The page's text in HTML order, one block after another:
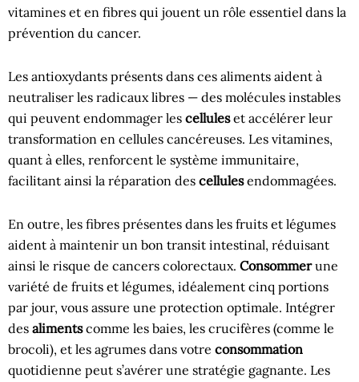
vitamines et en fibres qui jouent un rôle essentiel dans la
prévention du cancer.
Les antioxydants présents dans ces aliments aident à
neutraliser les radicaux libres — des molécules instables
qui peuvent endommager les celluleset accélérer leur
transformation en cellules cancéreuses. Les vitamines,
quant à elles, renforcent le système immunitaire,
facilitant ainsi la réparation des cellulesendommagées.
En outre, les fibres présentes dans les fruits et légumes
aident à maintenir un bon transit intestinal, réduisant
ainsi le risque de cancers colorectaux. Consommerune
variété de fruits et légumes, idéalement cinq portions
par jour, vous assure une protection optimale. Intégrer
des alimentscomme les baies, les crucifères (comme le
brocoli), et les agrumes dans votre consommation
quotidienne peut s’avérer une stratégie gagnante. Les